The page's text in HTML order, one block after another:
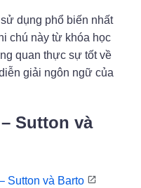
dụng phổ biến nhất
chú này từ khóa học
quan thực sự tốt về
giải ngôn ngữ của
Sutton và
Sutton và Barto